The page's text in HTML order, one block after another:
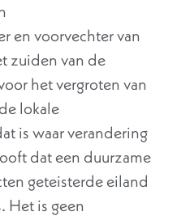
en voorvechter van
zuiden van de
het vergroten van
lokale
is waar verandering
dat een duurzame
geteisterde eiland
Het is geen